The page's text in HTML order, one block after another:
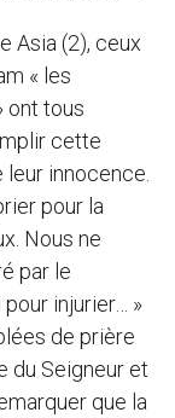
Asia (2), ceux
« les
ont tous
cette
innocence.
pour la
Nous ne
par le
injurier… »
de prière
du Seigneur et
que la